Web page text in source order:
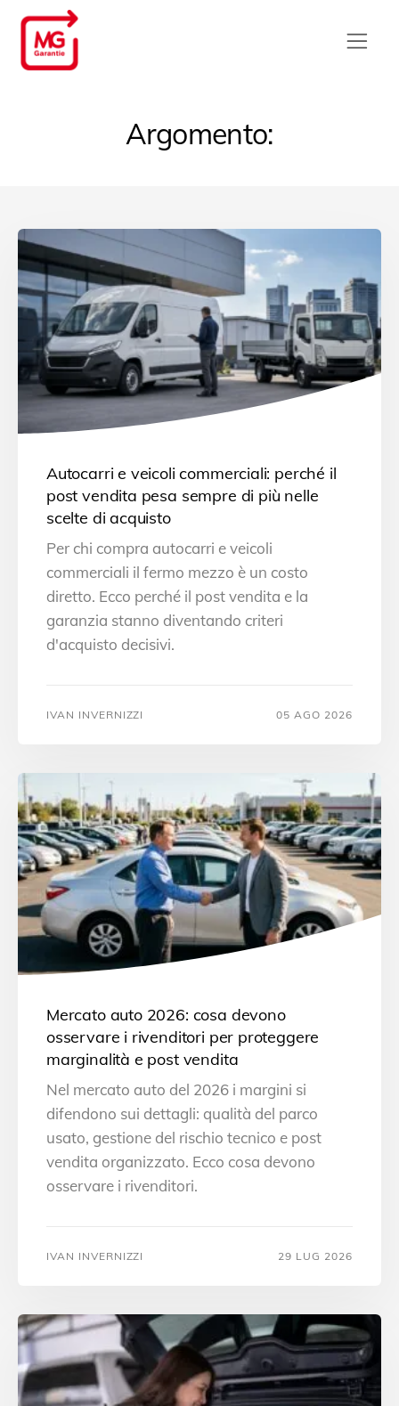
Argomento:
Autocarri e veicoli commerciali: perché il
post vendita pesa sempre di più nelle
scelte di acquisto
Per chi compra autocarri e veicoli
commerciali il fermo mezzo è un costo
diretto. Ecco perché il post vendita e la
garanzia stanno diventando criteri
d'acquisto decisivi.
IVAN INVERNIZZI 05 AGO 2026
Mercato auto 2026: cosa devono
osservare i rivenditori per proteggere
marginalità e post vendita
Nel mercato auto del 2026 i margini si
difendono sui dettagli: qualità del parco
usato, gestione del rischio tecnico e post
vendita organizzato. Ecco cosa devono
osservare i rivenditori.
IVAN INVERNIZZI 29 LUG 2026